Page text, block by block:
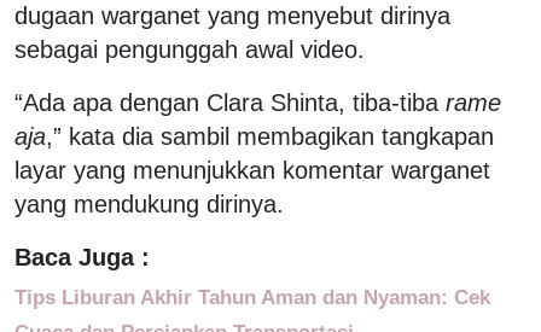
dugaan warganet yang menyebut dirinya
sebagai pengunggah awal video.
“Ada apa dengan Clara Shinta, tiba-tiba rame
aja,” kata dia sambil membagikan tangkapan
layar yang menunjukkan komentar warganet
yang mendukung dirinya.
Baca Juga :
Tips Liburan Akhir Tahun Aman dan Nyaman: Cek